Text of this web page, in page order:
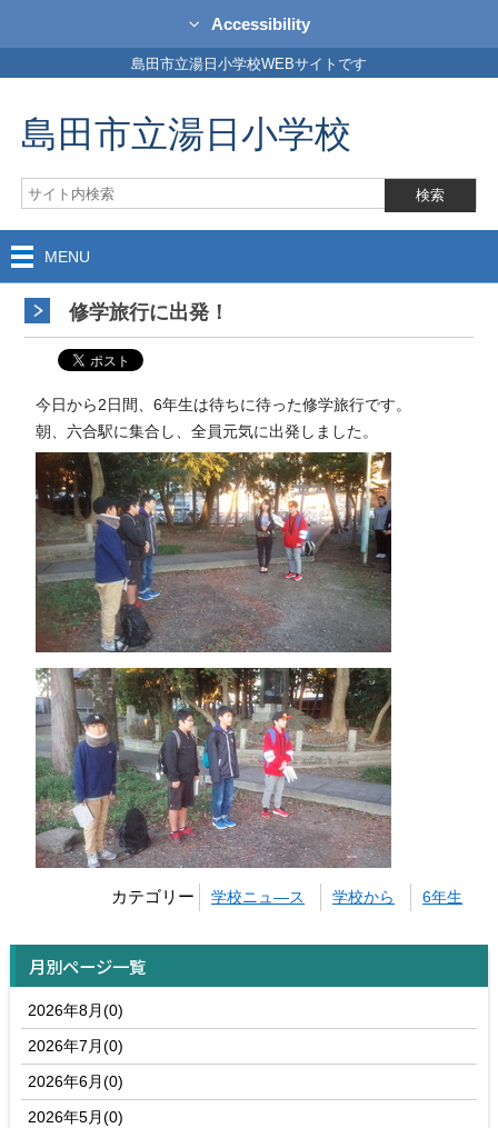
Accessibility
島田市立湯日小学校WEBサイトです
島田市立湯日小学校
MENU
修学旅行に出発！
今日から2日間、6年生は待ちに待った修学旅行です。
朝、六合駅に集合し、全員元気に出発しました。
カテゴリー 学校ニュ―ス 学校から 6年生
月別ページ一覧
2026年8月(0)
2026年7月(0)
2026年6月(0)
2026年5月(0)